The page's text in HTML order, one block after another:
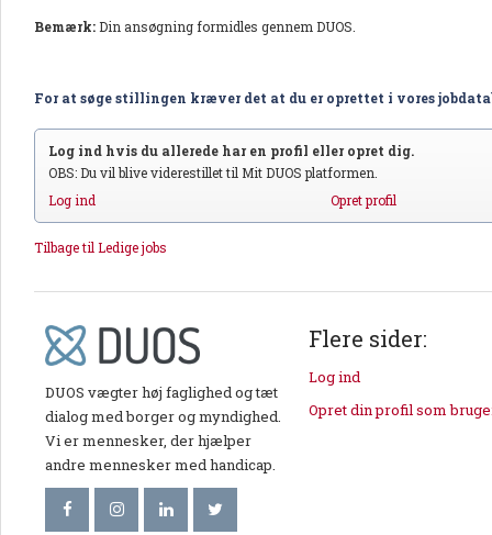
Bemærk:Din ansøgning formidles gennem DUOS.
For at søge stillingen kræver det at du er oprettet i vores
Log ind hvis du allerede har en profil eller opret dig.
OBS: Du vil blive viderestillet til Mit DUOS platformen.
Log ind
Opret profil
Tilbage til Ledige jobs
DUOS vægter høj faglighed og tæt
dialog med borger og myndighed.
Vi er mennesker, der hjælper
andre mennesker med handicap.
Flere sider:
Log ind
Opret din profil som